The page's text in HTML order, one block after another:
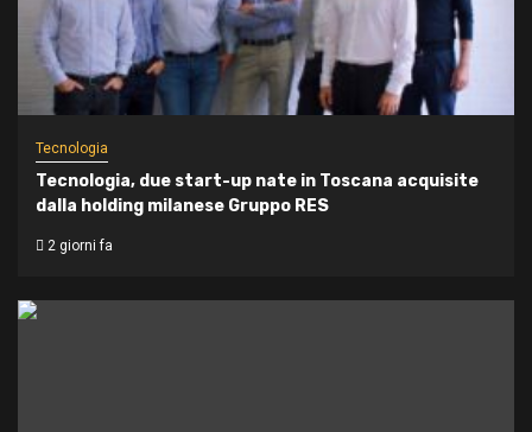
Tecnologia
Tecnologia, due start-up nate in Toscana acquisite
dalla holding milanese Gruppo RES
2 giorni fa